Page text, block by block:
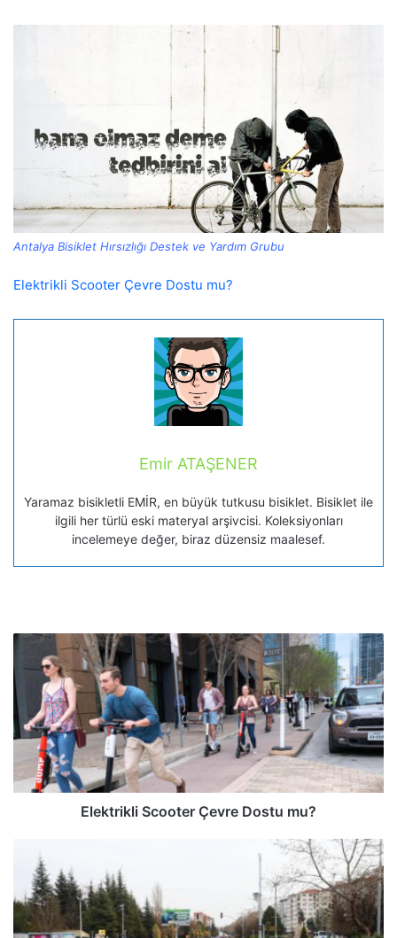
Antalya Bisiklet Hırsızlığı Destek ve Yardım Grubu
Elektrikli Scooter Çevre Dostu mu?
Emir ATAŞENER
Yaramaz bisikletli EMİR, en büyük tutkusu bisiklet. Bisiklet ile
ilgili her türlü eski materyal arşivcisi. Koleksiyonları
incelemeye değer, biraz düzensiz maalesef.
Elektrikli Scooter Çevre Dostu mu?